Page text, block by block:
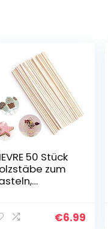
50 Stück
zum
Dowels
€6.99